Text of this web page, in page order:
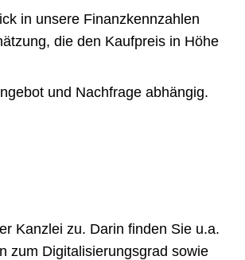
in unsere Finanzkennzahlen
die den Kaufpreis in Höhe
und Nachfrage abhängig.
Kanzlei zu. Darin finden Sie u.a.
zum Digitalisierungsgrad sowie